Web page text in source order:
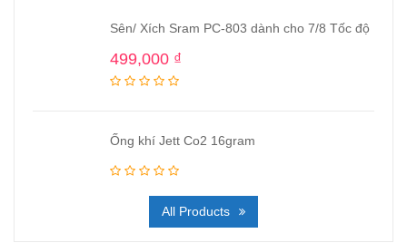
Sên/ Xích Sram PC-803 dành cho 7/8 Tốc độ
499,000 ₫
Ống khí Jett Co2 16gram
All Products